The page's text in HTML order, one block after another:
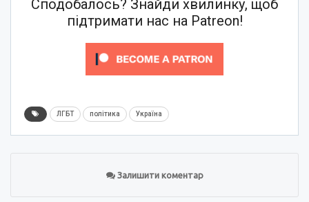
Сподобалось? Знайди хвилинку, щоб
підтримати нас на Patreon!
ЛГБТ політика Україна
Залишити коментар